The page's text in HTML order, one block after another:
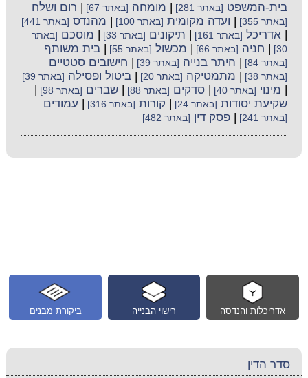
בית-המשפט [באתר 281] מומחה [באתר 67] רום ושלח
[באתר 355] ועדה מקומית [באתר 100] מהנדס [באתר 441]
|אדריכל [באתר 161] תיקונים [באתר 33] מוסכם [באתר
30]
חניה [באתר 66] מכשול [באתר 55] |בית משותף
[באתר 84] היתר בנייה [באתר 39] חישובים סטטיים
[באתר 38] מתמטיקה [באתר 20] |ביטול ופסילה [באתר 39]
מינוי [באתר 40] |סדקים [באתר 88] |שברים [באתר 98]
שקיעת יסודות [באתר 24] קורות [באתר 316] עמודים
[באתר 241] |פסק דין [באתר 482]
ביקורת מבנים רישוי הבנייה אדריכלות והנדסה
סדר הדין